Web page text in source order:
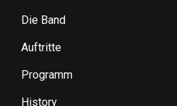
Die Band
Auftritte
Programm
History